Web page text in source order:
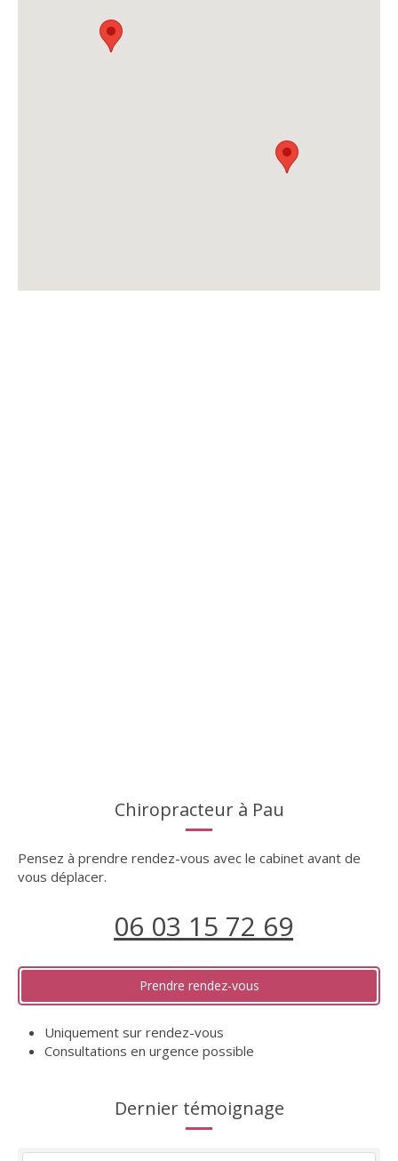
Chiropracteur à Pau
Pensez à prendre rendez-vous avec le cabinet avant de
vous déplacer.
06 03 15 72 69
Prendre rendez-vous
Uniquement sur rendez-vous
Consultations en urgence possible
Dernier témoignage